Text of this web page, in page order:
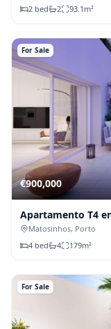
2 bed 2 93.1 m²
For Sale
€900,000
Apartamento T4
(Fração X)
Matosinhos, Porto
4 bed 4 179m²
For Sale